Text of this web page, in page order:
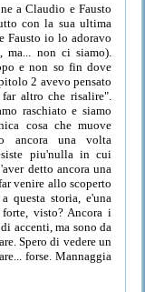
a Claudio e Fausto
con la sua ultima
Fausto io lo adoravo
ma... non ci siamo).
e non so fin dove
2 avevo pensato
altro che risalire".
raschiato e siamo
cosa che muove
ancora una volta
piu'nulla in cui
detto ancora una
venire allo scoperto
questa storia, e'una
visto? Ancora i
accenti, ma sono da
Spero di vedere un
forse. Mannaggia